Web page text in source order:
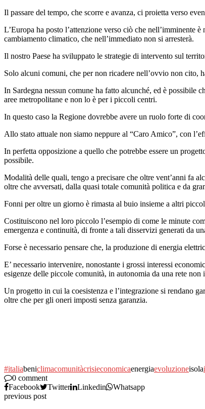
Il passare del tempo, che scorre e avanza, ci proietta verso
L’Europa ha posto l’attenzione verso ciò che nell’imminente
cambiamento climatico, che nell’immediato non si arresterà.
Il nostro Paese ha sviluppato le strategie di intervento sul
Solo alcuni comuni, che per non ricadere nell’ovvio non cito,
In Sardegna nessun comune ha fatto alcunché, ed è
aree metropolitane e non lo è per i piccoli centri.
In questo caso la Regione dovrebbe avere un ruolo forte di
Allo stato attuale non siamo neppure al “Caro Amico”, con
In perfetta opposizione a quello che potrebbe essere un
possibile.
Modalità delle quali, tengo a precisare che oltre vent’anni fa
oltre che avversati, dalla quasi totale comunità politica e da
Fonni per oltre un giorno è rimasta al buio insieme a altri
Costituiscono nel loro piccolo l’esempio di come le minute
emergenza e continuità, di fronte a tali disservizi generati da
Forse è necessario pensare che, la produzione di energia
E’ necessario intervenire, nonostante i grossi interessi
esigenze delle piccole comunità, in autonomia da una rete
Un progetto in cui la coesistenza e l’integrazione si rendano
oltre che per gli oneri imposti senza garanzia.
#italiabeniclimacomunitàcrisieconomicaenergiaevoluzioneisola
0 comment
Facebook
Twitter Linkedin
Whatsapp
previous post